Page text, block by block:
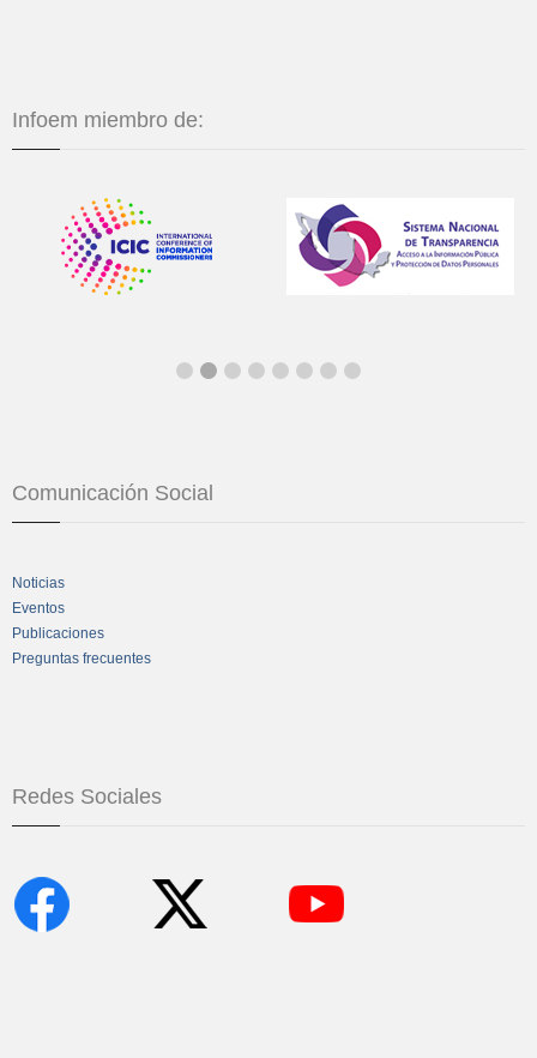
Infoem miembro de:
Comunicación Social
Noticias
Eventos
Publicaciones
Preguntas frecuentes
Redes Sociales